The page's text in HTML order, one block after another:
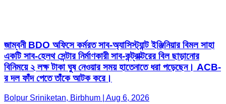
জাম্বনী BDO অফিসে কর্মরত সাব-অ্যাসিস্ট্যান্ট ইঞ্জিনিয়ার বিমল সাহা
একটি সাব-হেলথ সেন্টার নির্মাণকারী সাব-কন্ট্রাক্টরের বিল ছাড়ানোর
বিনিময়ে ২ লক্ষ টাকা ঘুষ নেওয়ার সময় হাতেনাতে ধরা পড়েছেন। ACB-
র দল ফাঁদ পেতে তাঁকে আটক করে।
Bolpur Sriniketan, Birbhum | Aug 6, 2026